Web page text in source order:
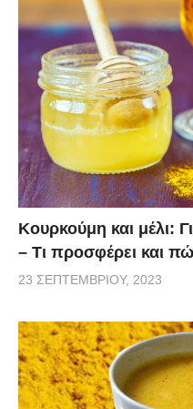
Κουρκούμη και μέλι:
– Τι προσφέρει και
23 ΣΕΠΤΕΜΒΡΊΟΥ, 2023